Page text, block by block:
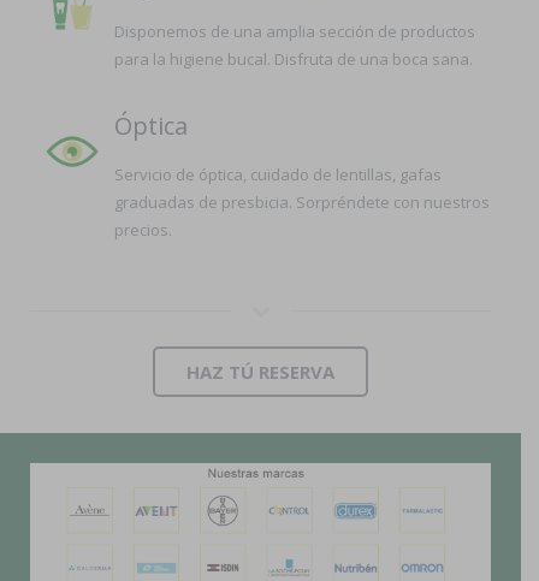
Disponemos de una amplia sección de productos
para la higiene bucal. Disfruta de una boca sana.
Óptica
Servicio de óptica, cuidado de lentillas, gafas
graduadas de presbicia. Sorpréndete con nuestros
precios.
HAZ TÚ RESERVA